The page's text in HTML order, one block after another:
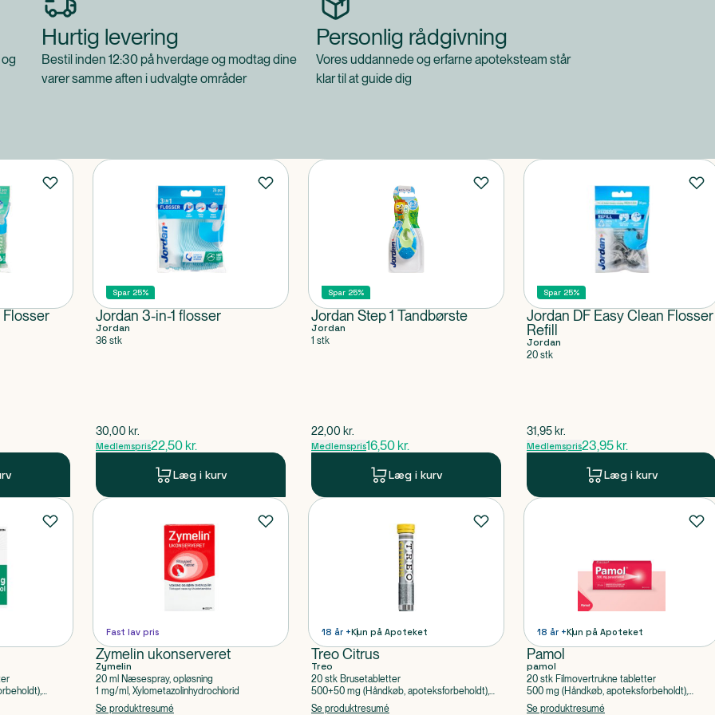
Hurtig levering
Bestil inden 12:30 på hverdage og modtag dine
varer samme aften i udvalgte områder
Personlig rådgivning
Vores uddannede og erfarne apoteksteam står
klar til at guide dig
Flosser
Spar 25%
Jordan 3-in-1 flosser
Jordan
36 stk
$gammel pris
30,00 kr.
Medlemspris22,50 kr.
Læg i kurv
Spar 25%
Jordan Step 1 Tandbørste
Jordan
1 stk
$gammel pris
22,00 kr.
Medlemspris16,50 kr.
Læg i kurv
Spar 25%
Jordan DF Easy Clean Flosser
Refill
Jordan
20 stk
$gammel pris
31,95 kr.
Medlemspris23,95 kr.
Læg i kurv
Fast lav pris
Zymelin ukonserveret
Zymelin
20 ml Næsespray, opløsning
1 mg/ml, Xylometazolinhydrochlorid
Se produktresumé
18 år +Kun på Apoteket
Treo Citrus
Treo
20 stk Brusetabletter
500+50 mg (Håndkøb, apoteksforbeholdt),
Acetylsalicylsyre, Caffein
Se produktresumé
18 år +Kun på Apoteket
Pamol
pamol
20 stk Filmovertrukne tabletter
500 mg (Håndkøb, apoteksforbeholdt),
Paracetamol
Se produktresumé